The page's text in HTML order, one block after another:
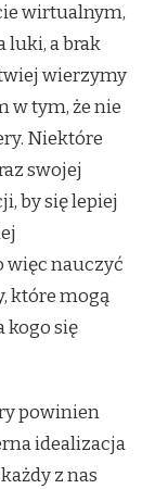
wirtualnym,
luki, a brak
wierzymy
w tym, że nie
Niektóre
swojej
by się lepiej
więc nauczyć
które mogą
kogo się
powinien
idealizacja
z nas